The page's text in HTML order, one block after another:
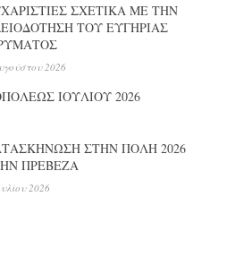
ΣΧΕΤΙΚΑ ΜΕ ΤΗΝ
ΤΟΥ ΕΥΓΗΡΙΑΣ
2026
ΙΟΥΛΙΟΥ 2026
ΣΤΗΝ ΠΟΛΗ 2026
ΠΡΕΒΕΖΑ
2026